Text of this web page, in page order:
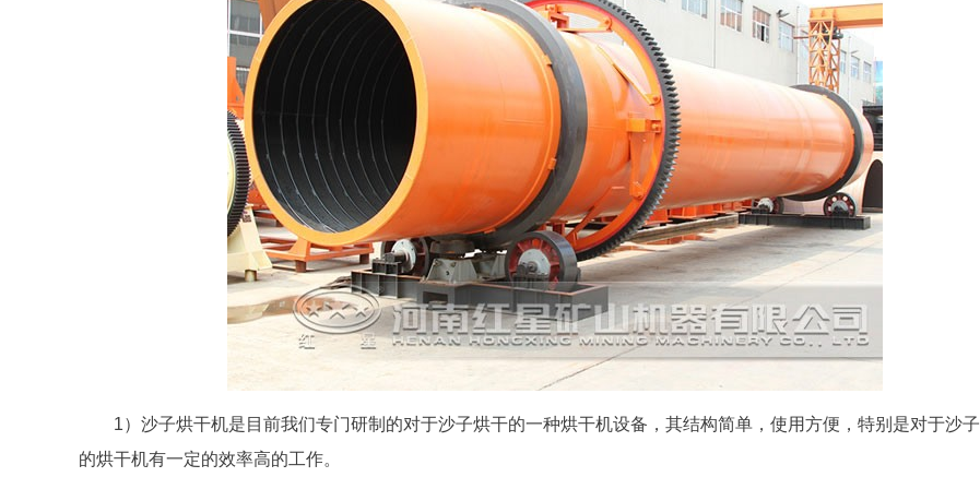
1）沙子烘干机是目前我们专门研制的对于沙子烘干的一种烘干机设备，其结构简单，使用方便，特别是对于沙子
的烘干机有一定的效率高的工作。